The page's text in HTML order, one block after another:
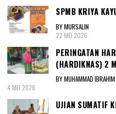
SPMB KRIYA
BY MURSALIN
22 MEI 2026
PERINGATAN
(HARDIKNAS) 2
BY MUHAMMAD IBRAHIM
4 MEI 2026
UJIAN SUMATIF